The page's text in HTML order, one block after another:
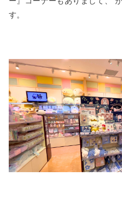
す。